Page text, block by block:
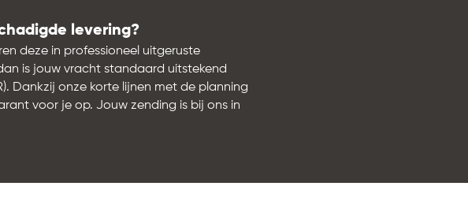
levering?
deze in professioneel uitgeruste
is jouw vracht standaard uitstekend
Dankzij onze korte lijnen met de planning
voor je op. Jouw zending is bij ons in